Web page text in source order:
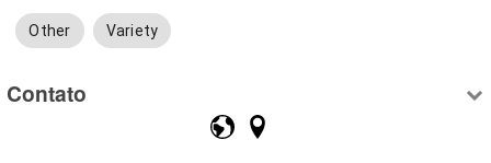
Other Variety
Contato